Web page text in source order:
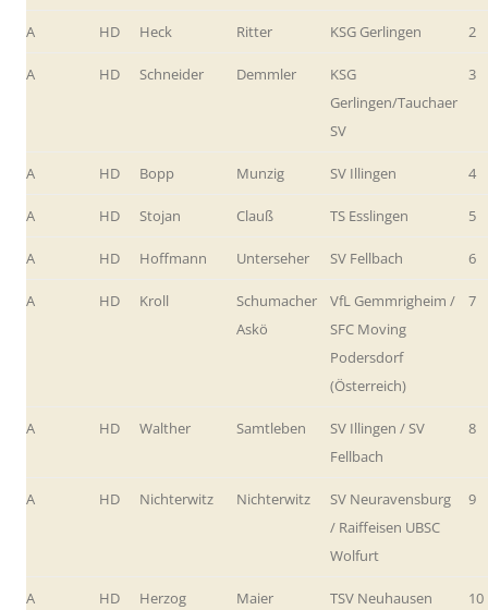
A HD Heck Ritter KSG Gerlingen 2
A HD Schneider Demmler
KSG
Gerlingen/Tauchaer
SV
3
A HD Bopp Munzig SV Illingen 4
A HD Stojan Clauß TS Esslingen 5
A HD Hoffmann Unterseher SV Fellbach 6
A HD Kroll
Schumacher
Askö
VfL Gemmrigheim /
SFC Moving
Podersdorf
(Österreich)
7
A HD Walther Samtleben
SV Illingen / SV
Fellbach
8
A HD Nichterwitz Nichterwitz
SV Neuravensburg
/ Raiffeisen UBSC
Wolfurt
9
A HD Herzog Maier TSV Neuhausen 10